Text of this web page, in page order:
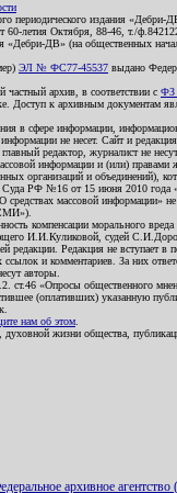
периодического издания
60-летия Октября, 88-46, т./
«Дебри-ДВ» (на
ЭЛ № ФС77-45537 выдано
архив, в соответствии с ФЗ
Доступ к архивным документам
в сфере информации,
информации не несет. Сайт и
редактор, журналист не несут
информации и (или)
организаций и объединений),
РФ №16 от 15 июня 2010 года
массовой информации»
компенсации морального
И.И.Куликовой, судей
редакции. Редакция не вступает в
ссылок и комментариев. За них
авторы.
ст.46 «Опросы общественного
(оплативших) указанную
нам об этом
духовной жизни общества,